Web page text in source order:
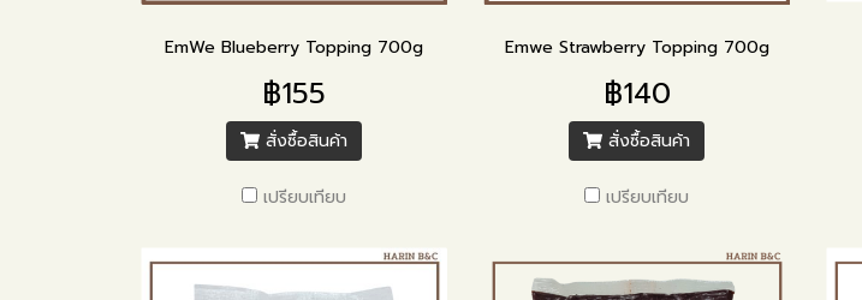
EmWe Blueberry Topping 700g
฿155
สั่งซื้อสินค้า
เปรียบเทียบ
Emwe Strawberry Topping 700g
฿140
สั่งซื้อสินค้า
เปรียบเทียบ